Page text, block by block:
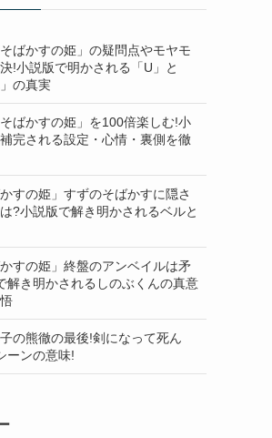
ばかすの姫」の疑問点やモヤモ
!小説版で明かされる「U」と
」の真実
ばかすの姫」を100倍楽しむ!小
完される設定・心情・裏側を徹
かすの姫」すずのそばかすに隠さ
?小説版で解き明かされるベルと
かすの姫」終盤のアンベイルは矛
解き明かされるしのぶくんの真意
の熊徹の最後!剣になって死ん
ーンの意味!